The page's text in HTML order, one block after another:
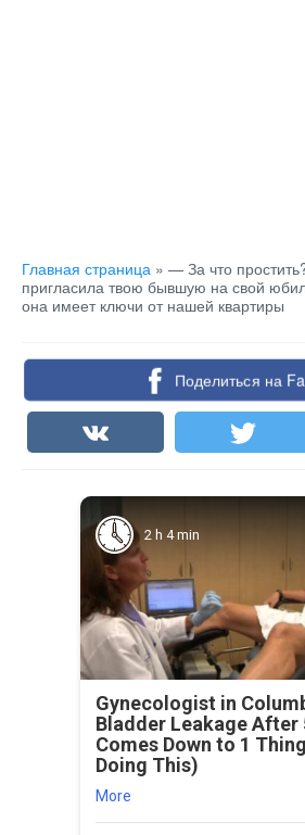
Главная страница » — За что
пригласила твою бывшую на свой
она имеет ключи от нашей квартиры
Поделиться на
2 h 4 min
Gynecologist in
Bladder Leakage After
Comes Down to 1
Doing This)
More